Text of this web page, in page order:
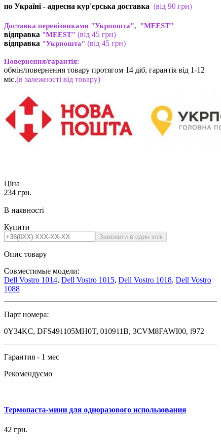
по Україні - адресна кур'єрська доставка (від 90 грн)
Доставка перевізниками "Укрпошта", "MEEST"
відправка "MEEST" (від 45 грн)
відправка "Укрпошта" (від 45 грн)
Повернення/гарантія:
обмін/повернення товару протягом 14 діб, гарантія від 1-12
міс.(в залежності від товару)
Ціна
234 грн.
В наявності
Купити
Опис товару
Совместимые модели:
Dell Vostro 1014, Dell Vostro 1015, Dell Vostro 1018, Dell Vostro
1088
Парт номера:
0Y34KC, DFS491105MH0T, 010911B, 3CVM8FAWI00, f972
Гарантия - 1 мес
Рекомендуємо
Термопаста-мини для одноразового использования
42 грн.